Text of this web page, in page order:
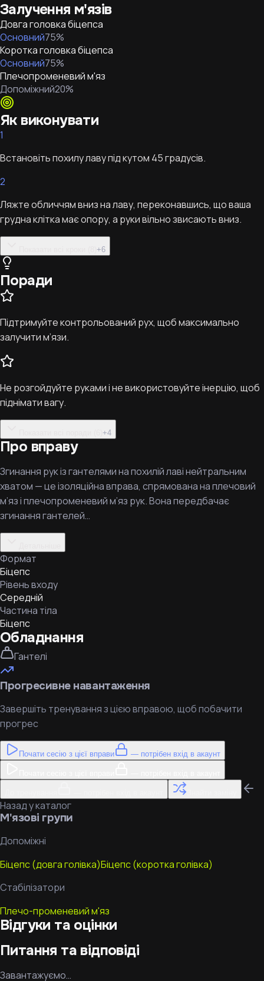
Залучення м'язів
Довга головка біцепса
Основний75%
Коротка головка біцепса
Основний75%
Плечопроменевий м'яз
Допоміжний20%
Як виконувати
1
Встановіть похилу лаву під кутом 45 градусів.
2
Ляжте обличчям вниз на лаву, переконавшись, що ваша
грудна клітка має опору, а руки вільно звисають вниз.
+6
Поради
Підтримуйте контрольований рух, щоб максимально
залучити м’язи.
Не розгойдуйте руками і не використовуйте інерцію, щоб
піднімати вагу.
+4
Про вправу
Згинання рук із гантелями на похилій лаві нейтральним
хватом — це ізоляційна вправа, спрямована на плечовий
м’яз і плечопроменевий м’яз рук. Вона передбачає
згинання гантелей…
Формат
Біцепс
Рівень входу
Середній
Частина тіла
Біцепс
Обладнання
Гантелі
Прогресивне навантаження
Завершіть тренування з цією вправою, щоб побачити
прогрес
Почати сесію з цієї вправи — потрібен вхід в акаунт
Назад у каталог
М'язові групи
Допоміжні
Біцепс (довга голівка)Біцепс (коротка голівка)
Стабілізатори
Плечо-променевий м'яз
Відгуки та оцінки
Питання та відповіді
Завантажуємо…